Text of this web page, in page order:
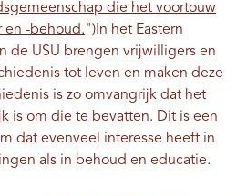
die het voortouw
en -behoud.") In het Eastern
de USU brengen vrijwilligers en
tot leven en maken deze
is zo omvangrijk dat het
is om die te bevatten. Dit is een
dat evenveel interesse heeft in
als in behoud en educatie.